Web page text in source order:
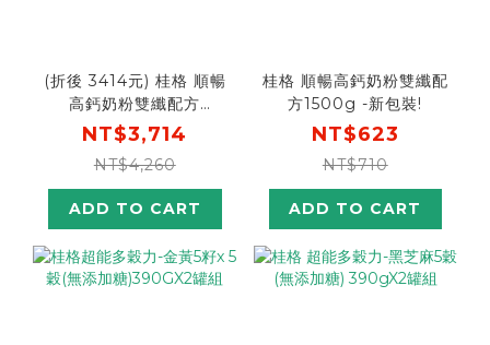
(折後 3414元) 桂格 順暢
高鈣奶粉雙纖配方
1500gX6罐(箱)新包裝
[結帳輸入go300，折後
價$3414，單罐平均569
元!]
NT$3,714
NT$4,260
ADD TO CART
桂格 順暢高鈣奶粉雙纖配
方1500g -新包裝!
NT$623
NT$710
ADD TO CART